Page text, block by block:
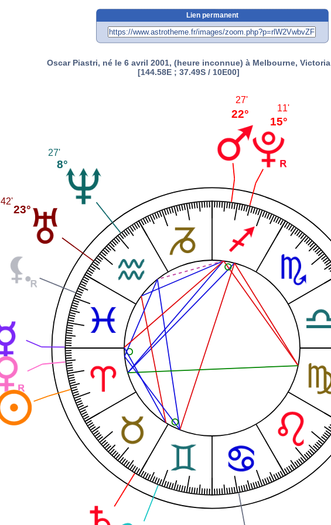
Lien permanent
Oscar Piastri, né le 6 avril 2001, (heure inconnue) à Melbourne, Victoria
[144.58E ; 37.49S / 10E00]
15°
11'
22°
27'
8°
27'
23°
42'